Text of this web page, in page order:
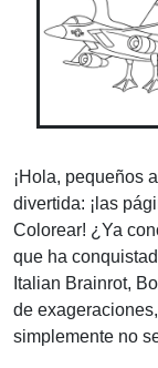
¡Hola, pequeños
divertida: ¡las
Colorear! ¿Ya
que ha
Italian Brainrot,
de
simplemente no